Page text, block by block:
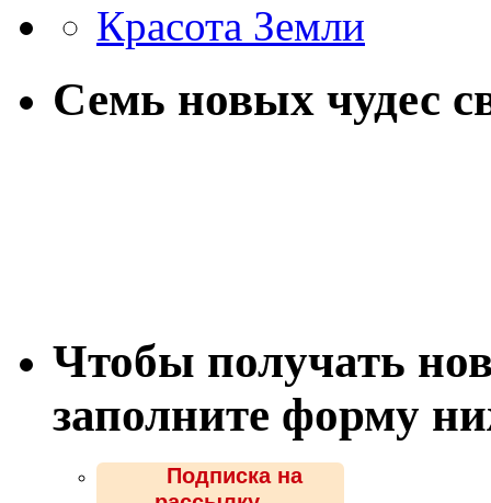
Красота Земли
Семь новых чудес
Чтобы получать
заполните форму
Подписка на